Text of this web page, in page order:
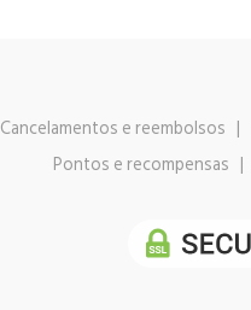
Cancelamentos e reembolsos |
Pontos e recompensas |